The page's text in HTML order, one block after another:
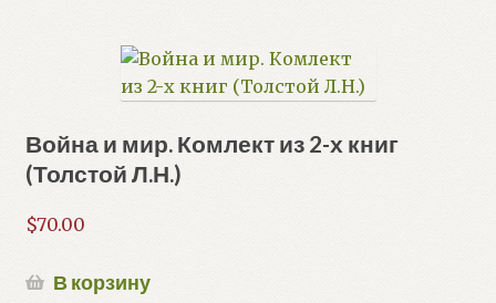
Война и мир. Комлект из 2-х книг
(Толстой Л.Н.)
$70.00
В корзину